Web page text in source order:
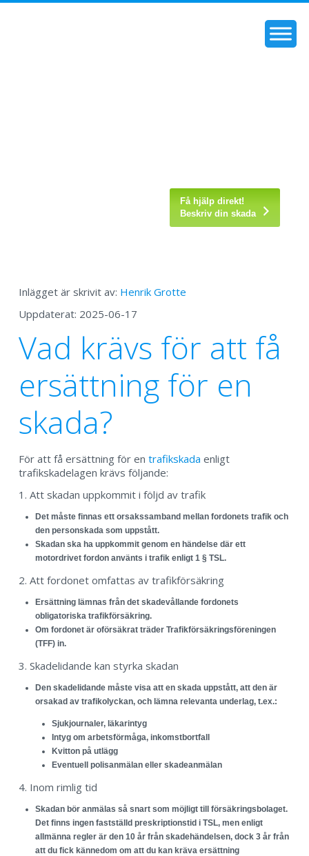
Få hjälp direkt!
Beskriv din skada
Inlägget är skrivit av: Henrik Grotte
Uppdaterat: 2025-06-17
Vad krävs för att få
ersättning för en
skada?
För att få ersättning för en trafikskada enligt
trafikskadelagen krävs följande:
1. Att skadan uppkommit i följd av trafik
Det måste finnas ett orsakssamband mellan fordonets trafik och
den personskada som uppstått.
Skadan ska ha uppkommit genom en händelse där ett
motordrivet fordon använts i trafik enligt 1 § TSL.
2. Att fordonet omfattas av trafikförsäkring
Ersättning lämnas från det skadevållande fordonets
obligatoriska trafikförsäkring.
Om fordonet är oförsäkrat träder Trafikförsäkringsföreningen
(TFF) in.
3. Skadelidande kan styrka skadan
Den skadelidande måste visa att en skada uppstått, att den är
orsakad av trafikolyckan, och lämna relevanta underlag, t.ex.:
Sjukjournaler, läkarintyg
Intyg om arbetsförmåga, inkomstbortfall
Kvitton på utlägg
Eventuell polisanmälan eller skadeanmälan
4. Inom rimlig tid
Skadan bör anmälas så snart som möjligt till försäkringsbolaget.
Det finns ingen fastställd preskriptionstid i TSL, men enligt
allmänna regler är den 10 år från skadehändelsen, dock 3 år från
att du fick kännedom om att du kan kräva ersättning